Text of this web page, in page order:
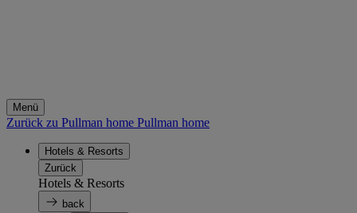
Menü
Zurück zu Pullman home Pullman home
Hotels & Resorts
Zurück
Hotels & Resorts
back